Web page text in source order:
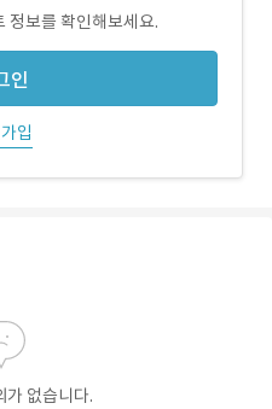
정보를 확인해보세요.
인
입
가 없습니다.